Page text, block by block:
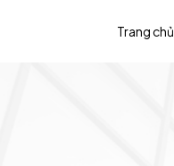
Trang chủ